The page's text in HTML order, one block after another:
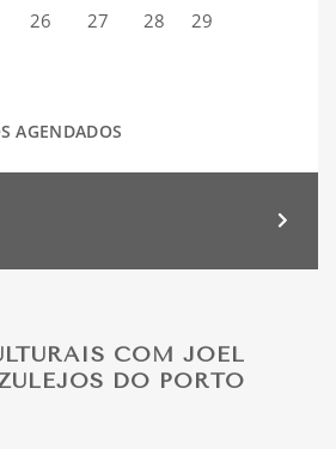
26 27 28
29
AGENDADOS
COM JOEL
DO PORTO